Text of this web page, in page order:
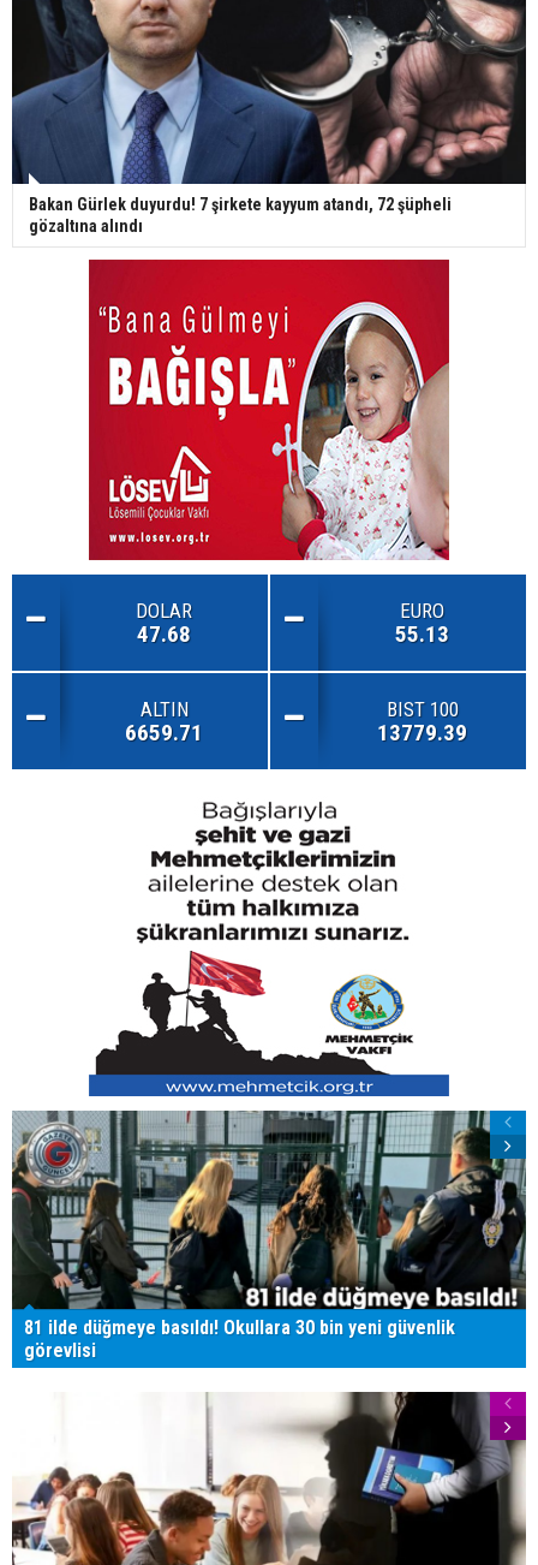
Bakan Gürlek duyurdu! 7 şirkete kayyum atandı, 72 şüpheli
gözaltına alındı
DOLAR
47.68
EURO
55.13
ALTIN
6659.71
BIST 100
13779.39
81 ilde düğmeye basıldı! Okullara 30 bin yeni güvenlik
görevlisi